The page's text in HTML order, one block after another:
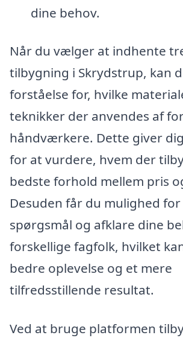
dine behov.
Når du vælger at indhente
tilbygning i Skrydstrup, kan
forståelse for, hvilke
teknikker der anvendes af
håndværkere. Dette giver
for at vurdere, hvem der
bedste forhold mellem pris
Desuden får du mulighed
spørgsmål og afklare dine
forskellige fagfolk, hvilket
bedre oplevelse og et mere
tilfredsstillende resultat.
Ved at bruge platformen